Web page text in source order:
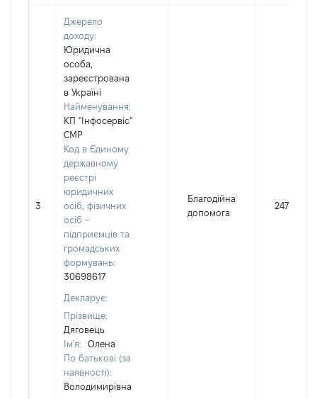
3
Джерело
доходу:
Юридична
особа,
зареєстрована
в Україні
Найменування:
КП "Інфосервіс"
СМР
Код в Єдиному
державному
реєстрі
юридичних
осіб, фізичних
осіб –
підприємців та
громадських
формувань:
30698617
Декларує:
Прізвище:
Дяговець
Ім'я:
Олена
По батькові (за
наявності):
Володимирівна
Благодійна
допомога
2470